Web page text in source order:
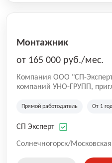
Монтажник
от 165 000 руб./мес.
Компания ООО "СП-
компаний УНО-ГРУПП,
работаем на рынке с 2005
зданий из гибридных
гибридно-модульного
Прямой работодатель От 1
СП Эксперт
Солнечногорск/Московская